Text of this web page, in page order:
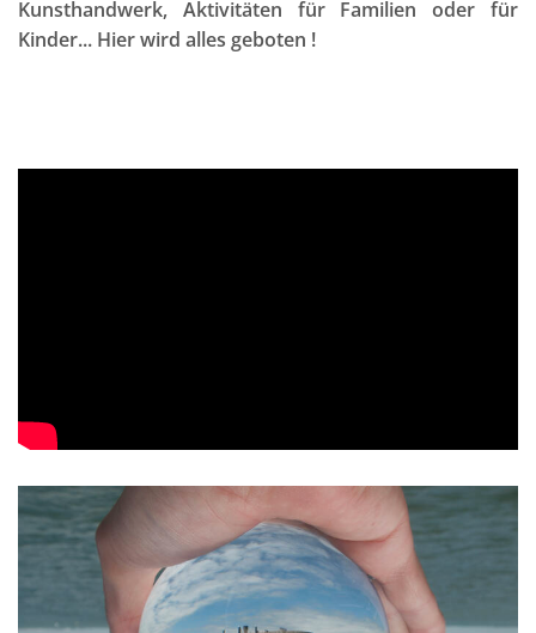
Kunsthandwerk, Aktivitäten für Familien oder für
Kinder... Hier wird alles geboten !